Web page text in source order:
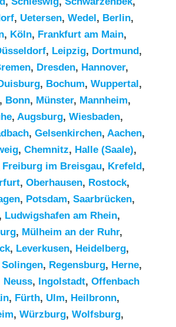
, Uetersen, Wedel, Berlin,
, Köln, Frankfurt am Main,
, Leipzig, Dortmund,
, Dresden, Hannover,
, Bochum, Wuppertal,
Bonn, Münster, Mannheim,
, Augsburg, Wiesbaden,
, Gelsenkirchen, Aachen,
, Chemnitz⁠, Halle (Saale),
Freiburg im Breisgau, Krefeld,
, Oberhausen, Rostock,
, Potsdam, Saarbrücken,
, Ludwigshafen am Rhein,
, Mülheim an der Ruhr,
, Leverkusen, Heidelberg,
Solingen, Regensburg, Herne,
Neuss, Ingolstadt, Offenbach
, Fürth, Ulm, Heilbronn,
, Würzburg, Wolfsburg,
Erfahrungen zu
2
anderen Quelle
Profil werfen